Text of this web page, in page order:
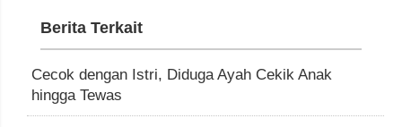
Berita Terkait
Cecok dengan Istri, Diduga Ayah Cekik Anak
hingga Tewas